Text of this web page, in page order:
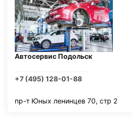
Автосервис Подольск
+7 (495) 128-01-88
пр-т Юных ленинцев 70, стр 2